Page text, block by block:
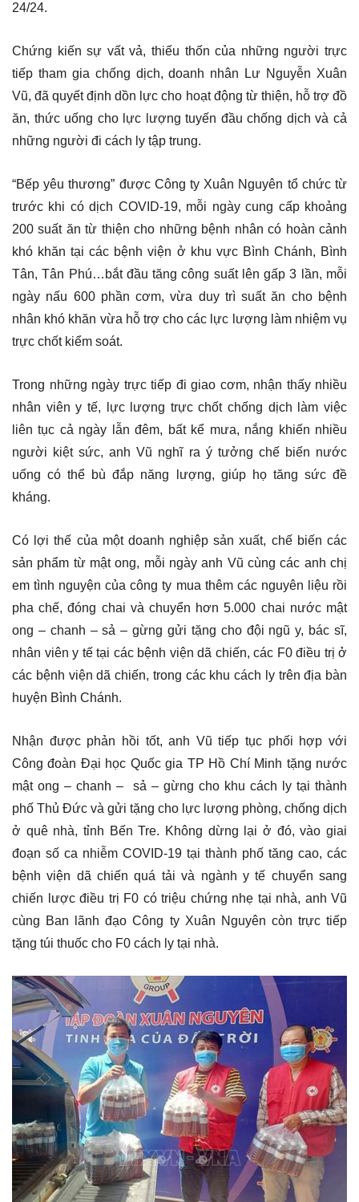
24/24.
Chứng kiến sự vất vả, thiếu thốn của những người trực
tiếp tham gia chống dịch, doanh nhân Lư Nguyễn Xuân
Vũ, đã quyết định dồn lực cho hoạt động từ thiện, hỗ trợ đồ
ăn, thức uống cho lực lượng tuyến đầu chống dịch và cả
những người đi cách ly tập trung.
“Bếp yêu thương” được Công ty Xuân Nguyên tổ chức từ
trước khi có dịch COVID-19, mỗi ngày cung cấp khoảng
200 suất ăn từ thiện cho những bệnh nhân có hoàn cảnh
khó khăn tại các bệnh viện ở khu vực Bình Chánh, Bình
Tân, Tân Phú…bắt đầu tăng công suất lên gấp 3 lần, mỗi
ngày nấu 600 phần cơm, vừa duy trì suất ăn cho bệnh
nhân khó khăn vừa hỗ trợ cho các lực lượng làm nhiệm vụ
trực chốt kiểm soát.
Trong những ngày trực tiếp đi giao cơm, nhận thấy nhiều
nhân viên y tế, lực lượng trực chốt chống dịch làm việc
liên tục cả ngày lẫn đêm, bất kể mưa, nắng khiến nhiều
người kiệt sức, anh Vũ nghĩ ra ý tưởng chế biến nước
uống có thể bù đắp năng lượng, giúp họ tăng sức đề
kháng.
Có lợi thế của một doanh nghiệp sản xuất, chế biến các
sản phẩm từ mật ong, mỗi ngày anh Vũ cùng các anh chị
em tình nguyện của công ty mua thêm các nguyên liệu rồi
pha chế, đóng chai và chuyển hơn 5.000 chai nước mật
ong – chanh – sả – gừng gửi tặng cho đội ngũ y, bác sĩ,
nhân viên y tế tại các bệnh viện dã chiến, các F0 điều trị ở
các bệnh viện dã chiến, trong các khu cách ly trên địa bàn
huyện Bình Chánh.
Nhận được phản hồi tốt, anh Vũ tiếp tục phối hợp với
Công đoàn Đại học Quốc gia TP Hồ Chí Minh tặng nước
mật ong – chanh – sả – gừng cho khu cách ly tại thành
phố Thủ Đức và gửi tặng cho lực lượng phòng, chống dịch
ở quê nhà, tỉnh Bến Tre. Không dừng lại ở đó, vào giai
đoạn số ca nhiễm COVID-19 tại thành phố tăng cao, các
bệnh viện dã chiến quá tải và ngành y tế chuyển sang
chiến lược điều trị F0 có triệu chứng nhẹ tại nhà, anh Vũ
cùng Ban lãnh đạo Công ty Xuân Nguyên còn trực tiếp
tặng túi thuốc cho F0 cách ly tại nhà.